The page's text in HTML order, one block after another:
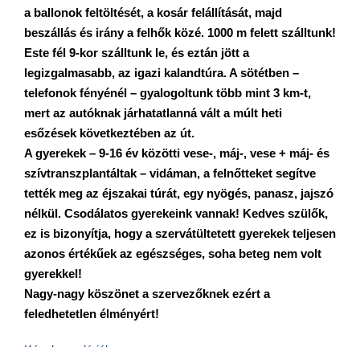
a ballonok feltöltését, a kosár felállítását, majd
beszállás és irány a felhők közé. 1000 m felett szálltunk!
Este fél 9-kor szálltunk le, és eztán jött a
legizgalmasabb, az igazi kalandtúra. A sötétben –
telefonok fényénél – gyalogoltunk több mint 3 km-t,
mert az autóknak járhatatlanná vált a múlt heti
esőzések következtében az út.
A gyerekek – 9-16 év közötti vese-, máj-, vese + máj- és
szívtranszplantáltak – vidáman, a felnőtteket segítve
tették meg az éjszakai túrát, egy nyögés, panasz, jajszó
nélkül. Csodálatos gyerekeink vannak! Kedves szülők,
ez is bizonyítja, hogy a szervátültetett gyerekek teljesen
azonos értékűek az egészséges, soha beteg nem volt
gyerekkel!
Nagy-nagy köszönet a szervezőknek ezért a
feledhetetlen élményért!